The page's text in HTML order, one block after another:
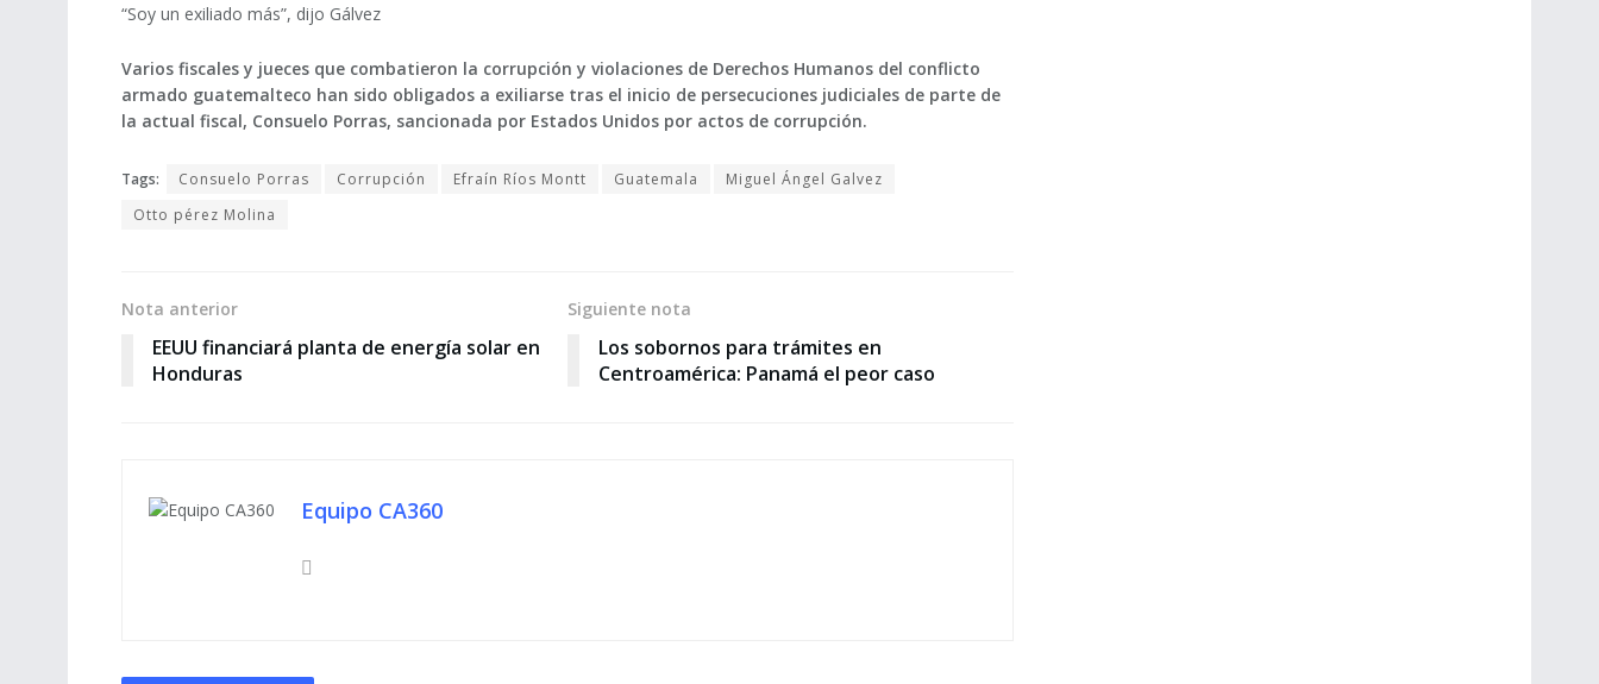
“Soy un exiliado más”, dijo Gálvez
Varios fiscales y jueces que combatieron la corrupción y violaciones de Derechos Humanos del conflicto
armado guatemalteco han sido obligados a exiliarse tras el inicio de persecuciones judiciales de parte de
la actual fiscal, Consuelo Porras, sancionada por Estados Unidos por actos de corrupción.
Tags: Consuelo Porras Corrupción Efraín Ríos Montt Guatemala
Miguel Ángel Galvez
Otto pérez Molina
Nota anterior
EEUU financiará planta de energía solar en
Honduras
Siguiente nota
Los sobornos para trámites en
Centroamérica: Panamá el peor caso
Equipo CA360